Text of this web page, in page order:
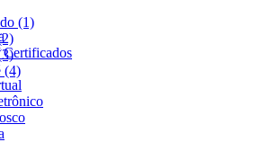
(1)
(4)
Certificados